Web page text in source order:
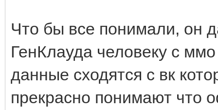
Что бы все понимали, он
ГенКлауда человеку с
данные сходятся с вк
прекрасно понимают что